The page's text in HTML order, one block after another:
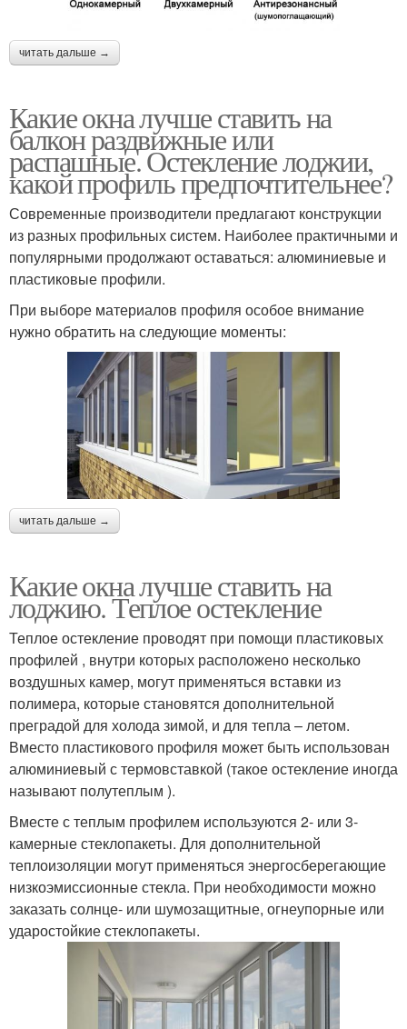
читать дальше →
Какие окна лучше ставить на
балкон раздвижные или
распашные. Остекление лоджии,
какой профиль предпочтительнее?
Современные производители предлагают конструкции
из разных профильных систем. Наиболее практичными и
популярными продолжают оставаться: алюминиевые и
пластиковые профили.
При выборе материалов профиля особое внимание
нужно обратить на следующие моменты:
читать дальше →
Какие окна лучше ставить на
лоджию. Теплое остекление
Теплое остекление проводят при помощи пластиковых
профилей , внутри которых расположено несколько
воздушных камер, могут применяться вставки из
полимера, которые становятся дополнительной
преградой для холода зимой, и для тепла – летом.
Вместо пластикового профиля может быть использован
алюминиевый с термовставкой (такое остекление иногда
называют полутеплым ).
Вместе с теплым профилем используются 2- или 3-
камерные стеклопакеты. Для дополнительной
теплоизоляции могут применяться энергосберегающие
низкоэмиссионные стекла. При необходимости можно
заказать солнце- или шумозащитные, огнеупорные или
ударостойкие стеклопакеты.